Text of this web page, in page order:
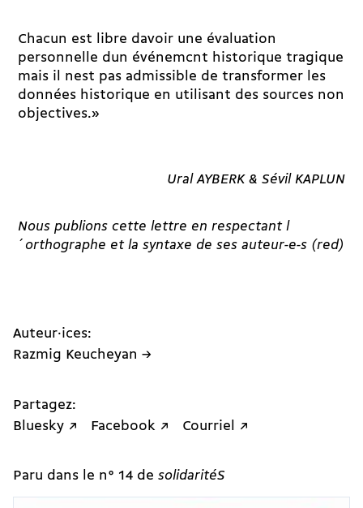
Chacun est libre davoir une évaluation
personnelle dun événemcnt historique tragique
mais il nest pas admissible de transformer les
données historique en utilisant des sources non
objectives.»
Ural AYBERK & Sévil KAPLUN
Nous publions cette lettre en respectant l
´orthographe et la syntaxe de ses auteur-e-s (red)
Auteur·ices:
Razmig Keucheyan →
Partagez:
Bluesky ↗
Facebook ↗ Courriel ↗
Paru dans le n° 14 de solidaritéS